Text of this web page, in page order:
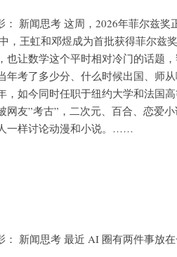
： 新闻思考 这周，2026年菲尔兹
，王虹和邓煜成为首批获得菲尔
让数学这个平时相对冷门的话题
考了多少分、什么时候出国、师
如今同时任职于纽约大学和法国
友”考古”，二次元、百合、恋爱
一样讨论动漫和小说。……
： 新闻思考 最近 AI 圈有两件事